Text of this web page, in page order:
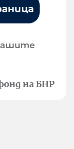
на БНР